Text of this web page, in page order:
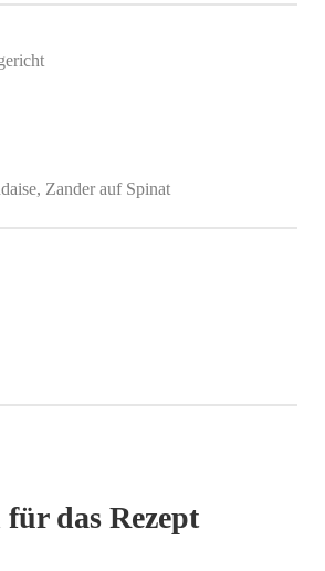
Zander auf Spinat
das Rezept